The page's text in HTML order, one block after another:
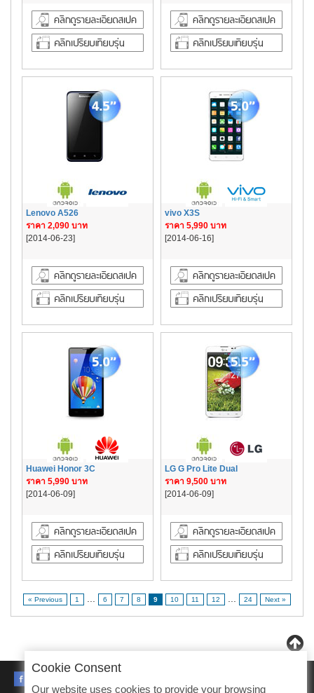
Lenovo A526
ราคา 2,090 บาท
[2014-06-23]
vivo X3S
ราคา 5,990 บาท
[2014-06-16]
Huawei Honor 3C
ราคา 5,990 บาท
[2014-06-09]
LG G Pro Lite Dual
ราคา 9,500 บาท
[2014-06-09]
« Previous 1 6 7 8 9 10 11 12 24 Next »
Cookie Consent
Our website uses cookies to provide your browsing